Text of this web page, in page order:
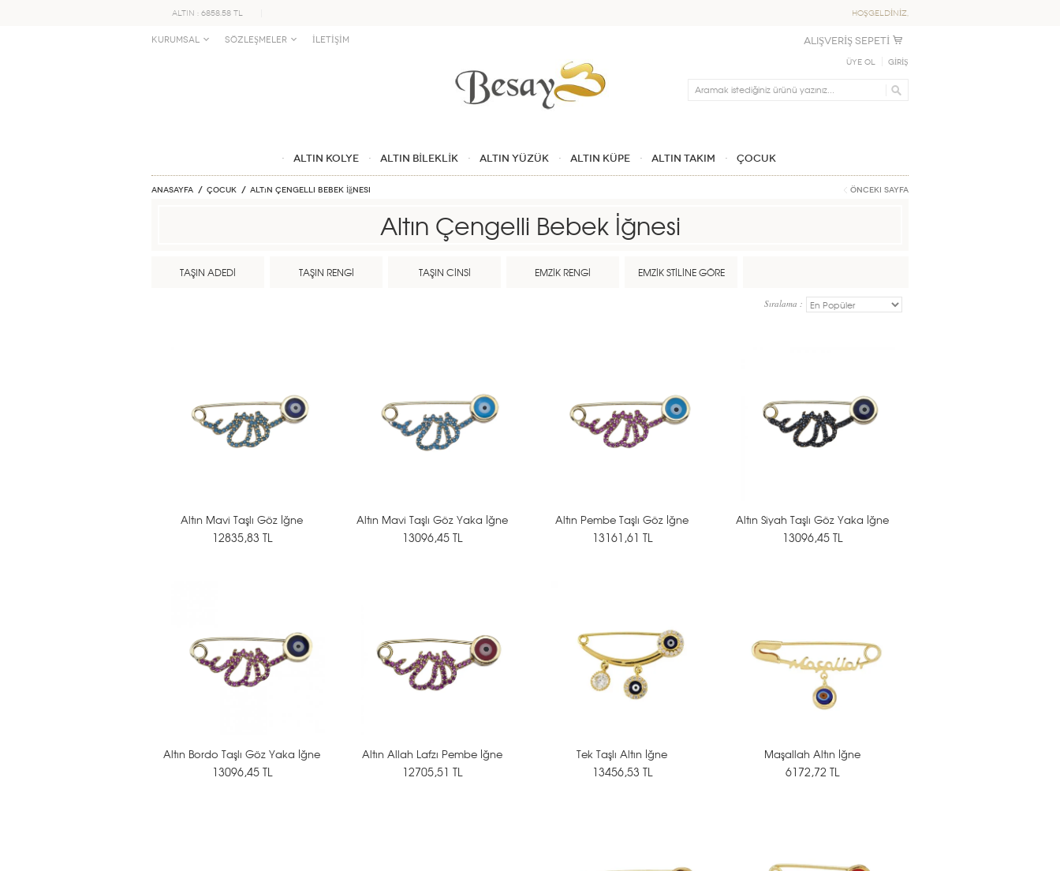
ALTIN : 6858.58 TL HOŞGELDİNİZ,
KURUMSAL SÖZLEŞMELER İLETİŞİM ALIŞVERİŞ SEPETİ
Üye Ol GİRİŞ
Ara
ALTIN KOLYE ALTIN BİLEKLİK ALTIN YÜZÜK ALTIN KÜPE ALTIN TAKIM ÇOCUK
Anasayfa ÇOCUK Altın Çengelli Bebek İğnesi Önceki Sayfa
Altın Çengelli Bebek İğnesi
TAŞIN ADEDİ TAŞIN RENGİ TAŞIN CİNSİ EMZİK RENGİ EMZİK STİLİNE GÖRE
Sıralama :
Altın Mavi Taşlı Göz İğne
12835,83 TL
Altın Mavi Taşlı Göz Yaka İğne
13096,45 TL
Altın Pembe Taşlı Göz İğne
13161,61 TL
Altın Siyah Taşlı Göz Yaka İğne
13096,45 TL
Altın Bordo Taşlı Göz Yaka İğne
13096,45 TL
Altın Allah Lafzı Pembe İğne
12705,51 TL
Tek Taşlı Altın İğne
13456,53 TL
Maşallah Altın İğne
6172,72 TL